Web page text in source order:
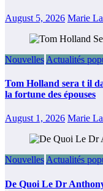
August 5, 2026 Marie
Nouvelles Actualités
Tom Holland sera t il
la fortune des épouses
August 1, 2026 Marie
Nouvelles Actualités
De Quoi Le Dr